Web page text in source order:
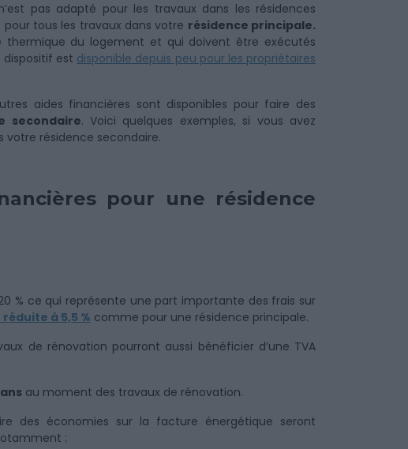
pas adapté pour les travaux dans les résidences
pour tous les travaux dans votre résidence principale.
thermique du logement et qui doivent être exécutés
dispositif est disponible depuis peu pour les propriétaires
aides financières sont disponibles pour faire des
secondaire. Voici quelques exemples, si vous avez
résidence secondaire.
pour une résidence
% ce qui représente une part importante des frais sur
réduite à 5,5 % comme pour une résidence principale.
de rénovation pourront aussi bénéficier d’une TVA
au moment des travaux de rénovation.
des économies sur la facture énergétique seront
: